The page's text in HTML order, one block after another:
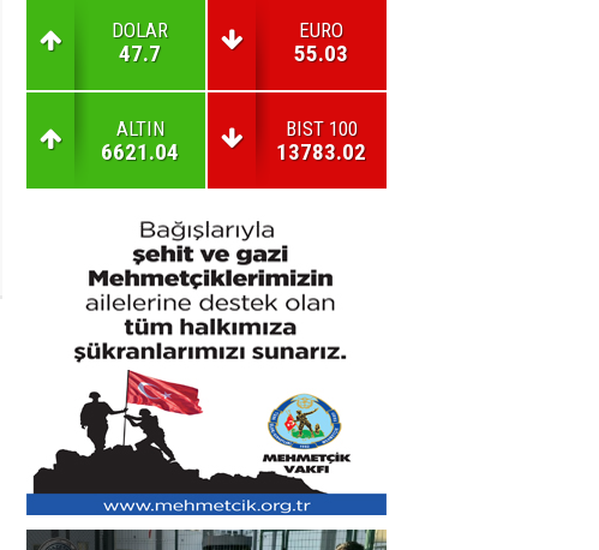
DOLAR
47.7
EURO
55.03
ALTIN
6621.04
BIST 100
13783.02